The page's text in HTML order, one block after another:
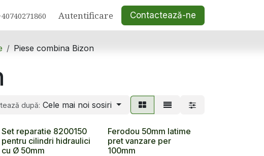
Autentificare Contactează-ne
Piese combina Bizon
după: Cele mai noi sosiri
Set reparatie 8200150
pentru cilindri hidraulici
cu Ø 50mm
Ferodou 50mm latime
pret vanzare per
100mm